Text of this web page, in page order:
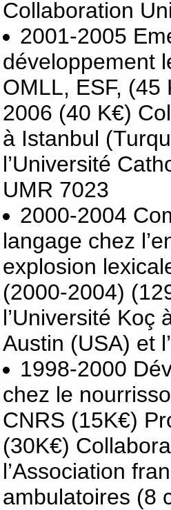
Collaboration
2001-2005
développement
OMLL, ESF, (45
2006 (40 K€)
à Istanbul
l’Université
UMR 7023
2000-2004
langage chez
explosion
(2000-2004)
l’Université Koç
Austin (USA) et
1998-2000
chez le
CNRS (15K€)
(30K€)
l’Association
ambulatoires (8